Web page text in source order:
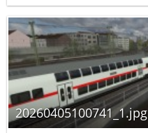
20260405100741_1.jpg